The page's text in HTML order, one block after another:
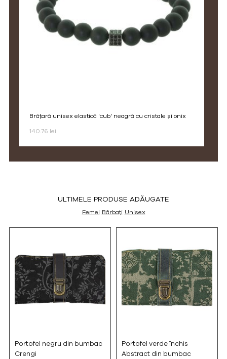
brățară unisex elastică 'cub' neagră cu cristale și onix
140.76 lei
ULTIMELE PRODUSE ADĂUGATE
Femei Bărbați Unisex
Portofel negru din bumbac
Crengi
Portofel verde închis
Abstract din bumbac